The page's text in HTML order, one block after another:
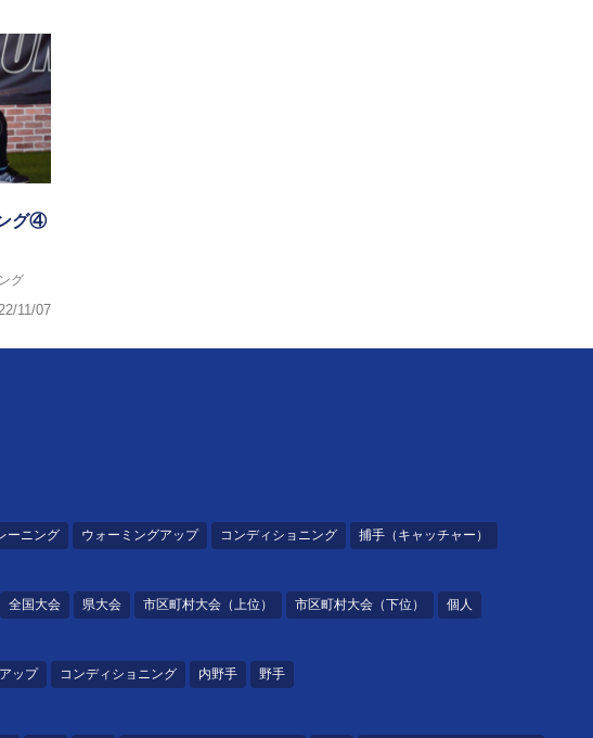
グ④
グ
11/07
ーニング ウォーミングアップ コンディショニング 捕手（キャッチャー）
全国大会 県大会 市区町村大会（上位） 市区町村大会（下位） 個人
ップ コンディショニング 内野手 野手